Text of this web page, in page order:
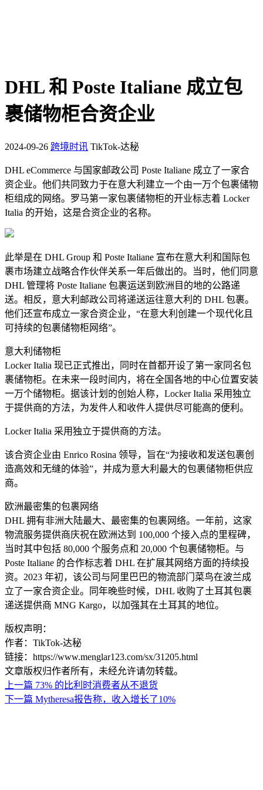
DHL 和 Poste Italiane 成立包
裹储物柜合资企业
2024-09-26 跨境时讯 TikTok-达秘
DHL eCommerce 与国家邮政公司 Poste Italiane 成立了一家合
资企业。他们共同致力于在意大利建立一个由一万个包裹储物
柜组成的网络。罗马第一家包裹储物柜的开业标志着 Locker
Italia 的开始，这是合资企业的名称。
此举是在 DHL Group 和 Poste Italiane 宣布在意大利和国际包
裹市场建立战略合作伙伴关系一年后做出的。当时，他们同意
DHL 管理将 Poste Italiane 包裹运送到欧洲目的地的公路递
送。相反，意大利邮政公司将递送运往意大利的 DHL 包裹。
他们还宣布成立一家合资企业，“在意大利创建一个现代化且
可持续的包裹储物柜网络”。
意大利储物柜
Locker Italia 现已正式推出，同时在首都开设了第一家同名包
裹储物柜。在未来一段时间内，将在全国各地的中心位置安装
一万个储物柜。据该计划的创始人称，Locker Italia 采用独立
于提供商的方法，为发件人和收件人提供尽可能高的便利。
Locker Italia 采用独立于提供商的方法。
该合资企业由 Enrico Rosina 领导，旨在“为接收和发送包裹创
造高效和无缝的体验”，并成为意大利最大的包裹储物柜供应
商。
欧洲最密集的包裹网络
DHL 拥有非洲大陆最大、最密集的包裹网络。一年前，这家
物流服务提供商庆祝在欧洲达到 100,000 个接入点的里程碑，
当时其中包括 80,000 个服务点和 20,000 个包裹储物柜。与
Poste Italiane 的合作标志着 DHL 在扩展其网络方面的持续投
资。2023 年初，该公司与阿里巴巴的物流部门菜鸟在波兰成
立了一家合资企业。同年晚些时候，DHL 收购了土耳其包裹
递送提供商 MNG Kargo，以加强其在土耳其的地位。
版权声明：
作者：TikTok-达秘
链接：https://www.menglar123.com/sx/31205.html
文章版权归作者所有，未经允许请勿转载。
上一篇 73% 的比利时消费者从不退货
下一篇 Mytheresa报告称，收入增长了10%